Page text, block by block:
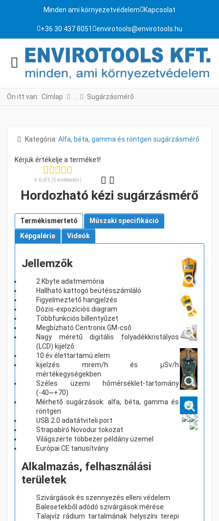
Minden ami környezetvédelem Kapcsolat
+36 30 437 8051 envirotools@envirotools.hu
Ön itt van: Címlap Sugárzásmérő
Részletek
Kategória: Alfa, béta, gamma és röntgen sugárzásmérő
4.6 of 5 (5 éretékelés)
Hordozható kézi sugárzásmérő
Termékismertető
Műszaki specifikáció
Képgaléria
Videók
Jellemzők
2 Kbyte adatmemória
Hallható kattogó beütésszámláló
Figyelmeztető hangjelzés
Dózis-expozíciós diagram
Többfunkciós billentyűzet
Megbízható Centronix GM-cső
Nagy méretű digitális folyadékkristályos
(LCD) kijelző
10 év élettartamú elem
kijelzés mrem/h és µSv/h
mértékegységekben
Széles üzemi hőmérséklet-tartomány
(-40~+70)
Mérhető sugárzások: alfa, béta, gamma és
röntgen
USB 2.0 adatátviteli port
Strapabíró Novodur tokozat
Világszerte többezer példány üzemel
Európai CE tanusítvány
Alkalmazás, felhasználási
területek
Szivárgások és szennyezés elleni védelem
Balesetekből adódó szivárgások mérése
Talajvíz rádium tartalmának helyszíni terepi